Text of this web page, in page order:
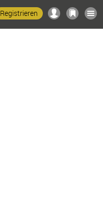
Registrieren